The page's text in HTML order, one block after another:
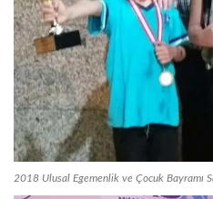
2018 Ulusal Egemenlik ve Çocuk Bayramı